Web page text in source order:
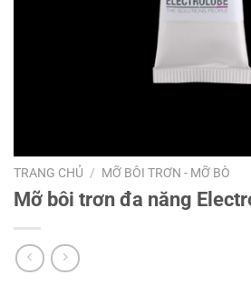
TRANG CHỦ / MỠ BÔI TRƠN - MỠ BÒ
Mỡ bôi trơn đa năng